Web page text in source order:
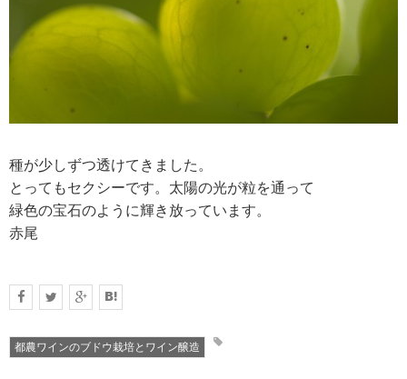
種が少しずつ透けてきました。
とってもセクシーです。太陽の光が粒を通って
緑色の宝石のように輝き放っています。
赤尾
都農ワインのブドウ栽培とワイン醸造